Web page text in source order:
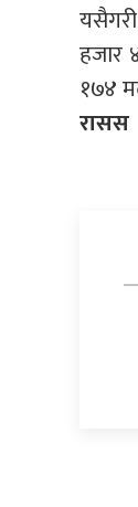
हजार
१७४
रासस